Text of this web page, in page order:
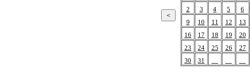
2
3 4 5 6
9
10 11 12 13
16
17 18 19 20
23
24 25 26 27
30
31